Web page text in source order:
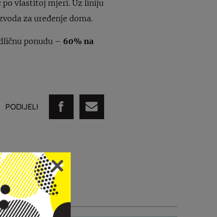
po vlastitoj mjeri. Uz liniju
za uređenje doma.
ponudu – 60% na
PODIJELI